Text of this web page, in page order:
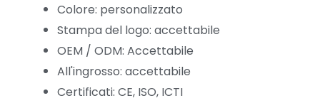
Colore: personalizzato
Stampa del logo: accettabile
OEM / ODM: Accettabile
All'ingrosso: accettabile
Certificati: CE, ISO, ICTI